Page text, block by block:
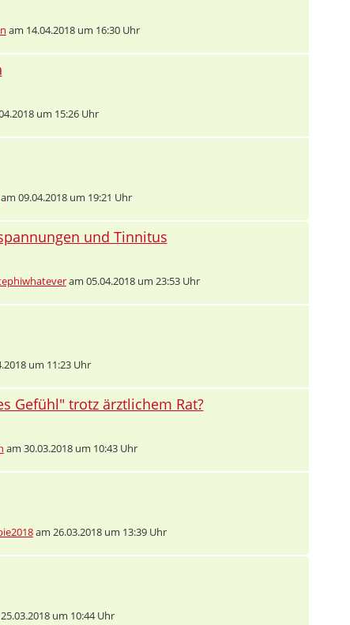
am 14.04.2018 um 16:30 Uhr
um 15:26 Uhr
09.04.2018 um 19:21 Uhr
und Tinnitus
am 05.04.2018 um 23:53 Uhr
um 11:23 Uhr
Gefühl" trotz ärztlichem Rat?
am 30.03.2018 um 10:43 Uhr
am 26.03.2018 um 13:39 Uhr
um 10:44 Uhr